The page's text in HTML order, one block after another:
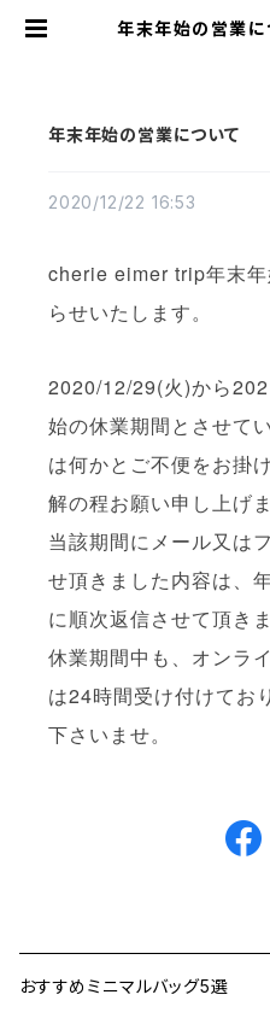
年末年始の営業
年末年始の営業について
2020/12/22 16:53
cherie eimer trip年末
らせいたします。
2020/12/29(火)から
始の休業期間とさせて
は何かとご不便をお掛
解の程お願い申し上げま
当該期間にメール又は
せ頂きました内容は、
に順次返信させて頂きま
休業期間中も、オンラ
は24時間受け付けてお
下さいませ。
おすすめミニマルバッグ5選